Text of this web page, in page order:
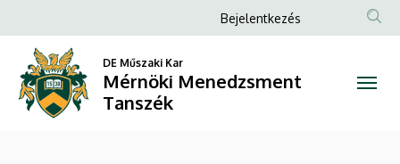
Farkas
Éva
Anna
a
tartalomra
Anonim
fiók
menüje
Bejelentkezés
DE Műszaki Kar
Mérnöki Menedzsment
Tanszék